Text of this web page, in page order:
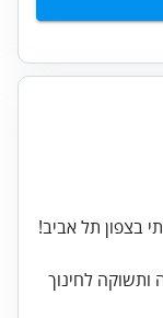
בצפון תל אביב!
ותשוקה לחינוך